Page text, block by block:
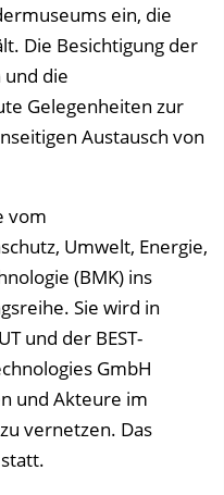
ein, die
Die Besichtigung der
und die
Gelegenheiten zur
Austausch von
vom
Umwelt, Energie,
(BMK) ins
Sie wird in
und der BEST-
GmbH
und Akteure im
vernetzen. Das